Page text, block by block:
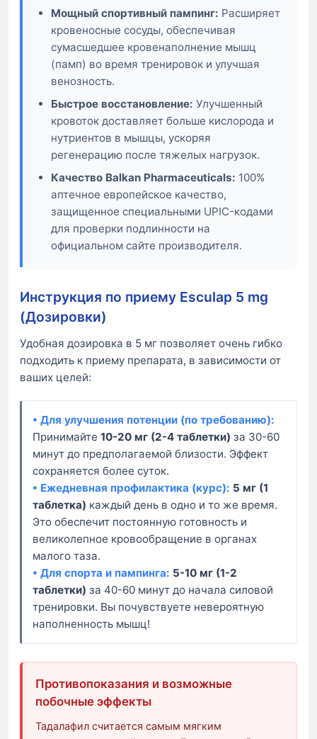
Мощный спортивный пампинг: Расширяет
кровеносные сосуды, обеспечивая
сумасшедшее кровенаполнение мышц
(памп) во время тренировок и улучшая
венозность.
Быстрое восстановление: Улучшенный
кровоток доставляет больше кислорода и
нутриентов в мышцы, ускоряя
регенерацию после тяжелых нагрузок.
Качество Balkan Pharmaceuticals: 100%
аптечное европейское качество,
защищенное специальными UPIC-кодами
для проверки подлинности на
официальном сайте производителя.
Инструкция по приему Esculap 5 mg
(Дозировки)
Удобная дозировка в 5 мг позволяет очень гибко
подходить к приему препарата, в зависимости от
ваших целей:
• Для улучшения потенции (по требованию):
Принимайте 10-20 мг (2-4 таблетки) за 30-60
минут до предполагаемой близости. Эффект
сохраняется более суток.
• Ежедневная профилактика (курс): 5 мг (1
таблетка) каждый день в одно и то же время.
Это обеспечит постоянную готовность и
великолепное кровообращение в органах
малого таза.
• Для спорта и пампинга: 5-10 мг (1-2
таблетки) за 40-60 минут до начала силовой
тренировки. Вы почувствуете невероятную
наполненность мышц!
Противопоказания и возможные
побочные эффекты
Тадалафил считается самым мягким